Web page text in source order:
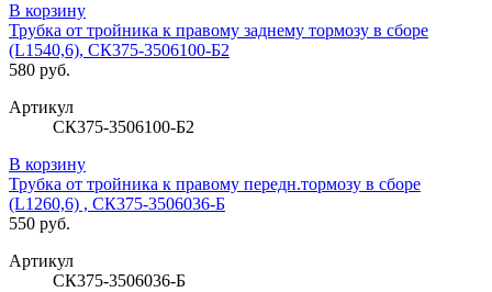
В корзину
Трубка от тройника к правому заднему тормозу в сборе
(L1540,6), СК375-3506100-Б2
580 руб.
Артикул
СК375-3506100-Б2
В корзину
Трубка от тройника к правому передн.тормозу в сборе
(L1260,6) , СК375-3506036-Б
550 руб.
Артикул
СК375-3506036-Б